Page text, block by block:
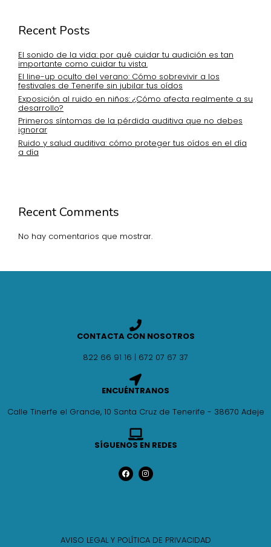
Recent Posts
El sonido de la vida: por qué cuidar tu audición es tan
importante como cuidar tu vista.
El line-up oculto del verano: Cómo sobrevivir a los
festivales de Tenerife sin jubilar tus oídos
Exposición al ruido en niños: ¿Cómo afecta realmente a su
desarrollo?
Primeros síntomas de la pérdida auditiva que no debes
ignorar
Ruido y salud auditiva: cómo proteger tus oídos en el día
a día
Recent Comments
No hay comentarios que mostrar.
CONTACTA CON NOSOTROS
822 66 91 16 | 672 07 67 37
ENCUÉNTRANOS
Calle Tinerfe el Grande, 10 Santa Cruz de Tenerife - 38670 Adeje
SÍGUENOS EN REDES
AVISO LEGAL Y POLÍTICA DE PRIVACIDAD